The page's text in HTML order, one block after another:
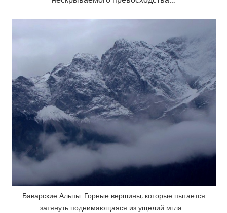
Баварские Альпы. Горные вершины, которые пытается
затянуть поднимающаяся из ущелий мгла…